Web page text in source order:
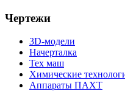
Чертежи
3D-модели
Начерталка
Тех маш
Химические
Аппараты ПАХТ